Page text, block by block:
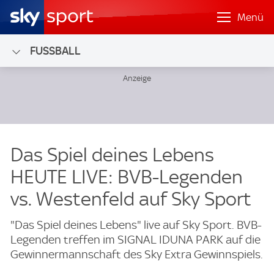
Menü
FUSSBALL
Das Spiel deines Lebens
HEUTE LIVE: BVB-Legenden
vs. Westenfeld auf Sky Sport
"Das Spiel deines Lebens" live auf Sky Sport. BVB-
Legenden treffen im SIGNAL IDUNA PARK auf die
Gewinnermannschaft des Sky Extra Gewinnspiels.